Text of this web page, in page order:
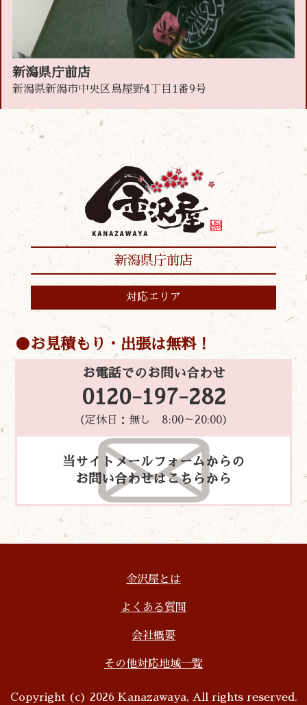
新潟県庁前店
新潟県新潟市中央区鳥屋野4丁目1番9号
新潟県庁前店
対応エリア
お見積もり・出張は無料！
お電話でのお問い合わせ
0120-197-282
（定休日：無し 8:00～20:00）
当サイトメールフォームからの
お問い合わせはこちらから
金沢屋とは
よくある質問
会社概要
その他対応地域一覧
Copyright (c) 2026 Kanazawaya, All rights reserved.